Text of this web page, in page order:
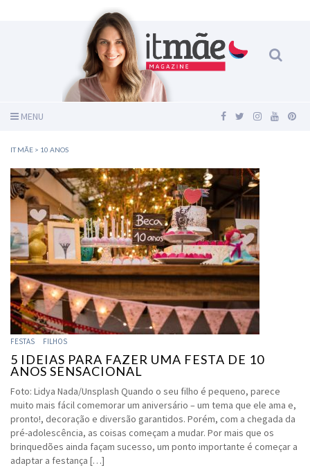
MENU
IT MÃE > 10 ANOS
FESTAS FILHOS
5 IDEIAS PARA FAZER UMA FESTA DE 10
ANOS SENSACIONAL
Foto: Lidya Nada/Unsplash Quando o seu filho é pequeno, parece
muito mais fácil comemorar um aniversário – um tema que ele ama e,
pronto!, decoração e diversão garantidos. Porém, com a chegada da
pré-adolescência, as coisas começam a mudar. Por mais que os
brinquedões ainda façam sucesso, um ponto importante é começar a
adaptar a festança […]